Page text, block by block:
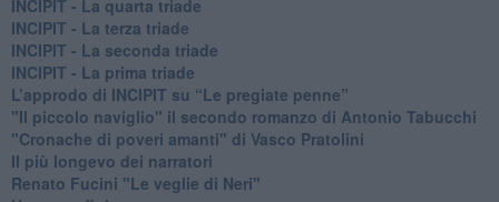
INCIPIT - La quarta triade
INCIPIT - La terza triade
INCIPIT - La seconda triade
INCIPIT - La prima triade
L’approdo di INCIPIT su “Le pregiate penne”
​"Il piccolo naviglio" il secondo romanzo di Antonio Tabucchi
​"Cronache di poveri amanti" di Vasco Pratolini
​Il più longevo dei narratori
Renato Fucini "Le veglie di Neri"